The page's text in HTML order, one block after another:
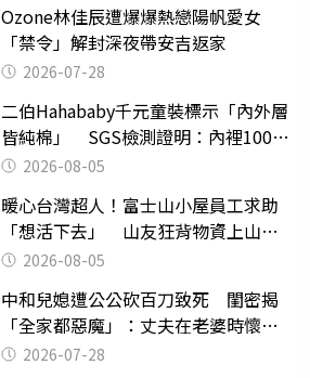
Ozone林佳辰遭爆爆熱戀陽帆愛女
「禁令」解封深夜帶安吉返家
2026-07-28
二伯Hahababy千元童裝標示「內外層
皆純棉」 SGS檢測證明：內裡100%
聚酯纖維
2026-08-05
暖心台灣超人！富士山小屋員工求助
「想活下去」 山友狂背物資上山：
台灣真的是寶島
2026-08-05
中和兒媳遭公公砍百刀致死 閨密揭
「全家都惡魔」：丈夫在老婆時懷孕
摔東西
2026-07-28